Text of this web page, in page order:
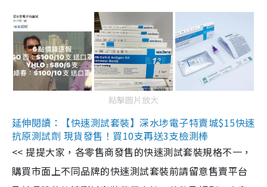
點擊圖片放大
延伸閱讀：【快速測試套裝】深水埗電子特賣城$15快速
抗原測試劑 現貨發售！買10支再送3支檢測棒
<< 提提大家，各零售商發售的快速測試套裝規格不一，
購買市面上不同品牌的快速測試套裝前請留意售賣平台